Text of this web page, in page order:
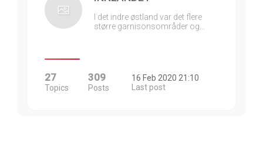
I det indre østland var det flere
større garnisonsområder og…
27
Topics
309
Posts
16 Feb 2020 21:10
Last post